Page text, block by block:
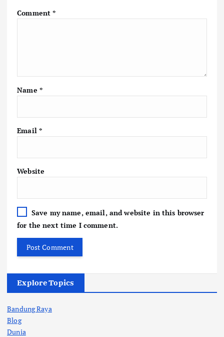
Comment*
Name *
Email *
Website
Save my name, email, and website in this browser
for the next time I comment.
Explore Topics
Bandung Raya
Blog
Dunia